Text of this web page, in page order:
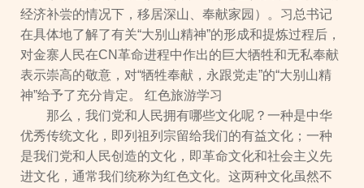
经济补尝的情况下，移居深山、奉献家园）。习总书记
在具体地了解了有关“大别山精神”的形成和提炼过程后，
对金寨人民在CN革命进程中作出的巨大牺牲和无私奉献
表示崇高的敬意，对“牺牲奉献，永跟党走”的“大别山精
神”给予了充分肯定。 红色旅游学习
那么，我们党和人民拥有哪些文化呢？一种是中华
优秀传统文化，即列祖列宗留给我们的有益文化；一种
是我们党和人民创造的文化，即革命文化和社会主义先
进文化，通常我们统称为红色文化。这两种文化虽然不